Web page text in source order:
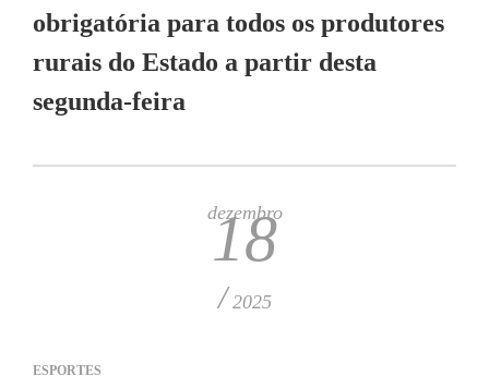
obrigatória para todos os produtores
rurais do Estado a partir desta
segunda-feira
dezembro
18
/ 2025
ESPORTES